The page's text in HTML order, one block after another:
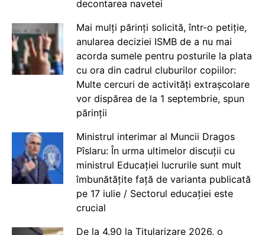
decontarea navetei
Mai mulți părinți solicită, într-o petiție,
anularea deciziei ISMB de a nu mai
acorda sumele pentru posturile la plata
cu ora din cadrul cluburilor copiilor:
Multe cercuri de activități extrașcolare
vor dispărea de la 1 septembrie, spun
părinții
Ministrul interimar al Muncii Dragos
Pîslaru: În urma ultimelor discuții cu
ministrul Educației lucrurile sunt mult
îmbunătățite față de varianta publicată
pe 17 iulie / Sectorul educației este
crucial
De la 4.90 la Titularizare 2026, o